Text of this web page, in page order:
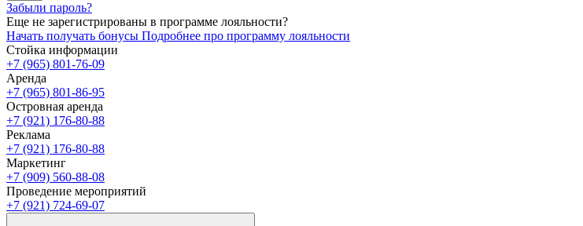
Забыли пароль?
Еще не зарегистрированы в программе лояльности?
Начать получать бонусы Подробнее про программу лояльности
Стойка информации
+7 (965) 801-76-09
Аренда
+7 (965) 801-86-95
Островная аренда
+7 (921) 176-80-88
Реклама
+7 (921) 176-80-88
Маркетинг
+7 (909) 560-88-08
Проведение мероприятий
+7 (921) 724-69-07